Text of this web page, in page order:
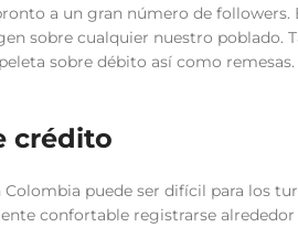
a un gran número de
sobre cualquier nuestro poblado.
sobre débito así­ como
crédito
puede ser difícil para los
confortable registrarse